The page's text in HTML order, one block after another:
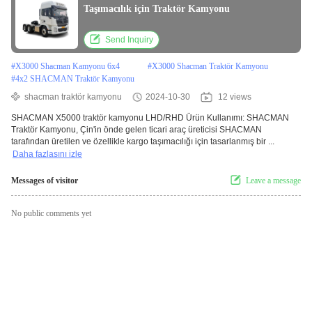
Taşımacılık için Traktör Kamyonu
Send Inquiry
#X3000 Shacman Kamyonu 6x4 #X3000 Shacman Traktör Kamyonu
#4x2 SHACMAN Traktör Kamyonu
shacman traktör kamyonu
2024-10-30 12 views
SHACMAN X5000 traktör kamyonu LHD/RHD Ürün Kullanımı: SHACMAN
Traktör Kamyonu, Çin'in önde gelen ticari araç üreticisi SHACMAN
tarafından üretilen ve özellikle kargo taşımacılığı için tasarlanmış bir ...
Daha fazlasını izle
Messages of visitor Leave a message
No public comments yet